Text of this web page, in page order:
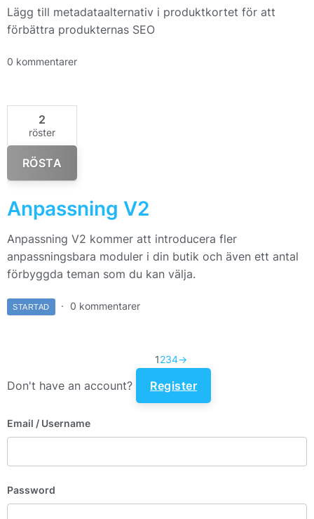
Lägg till metadataalternativ i produktkortet för att
förbättra produkternas SEO
0 kommentarer
2
röster
RÖSTA
Anpassning V2
Anpassning V2 kommer att introducera fler
anpassningsbara moduler i din butik och även ett antal
förbyggda teman som du kan välja.
STARTAD 0 kommentarer
1234→
Don't have an account? Register
Email / Username
Password